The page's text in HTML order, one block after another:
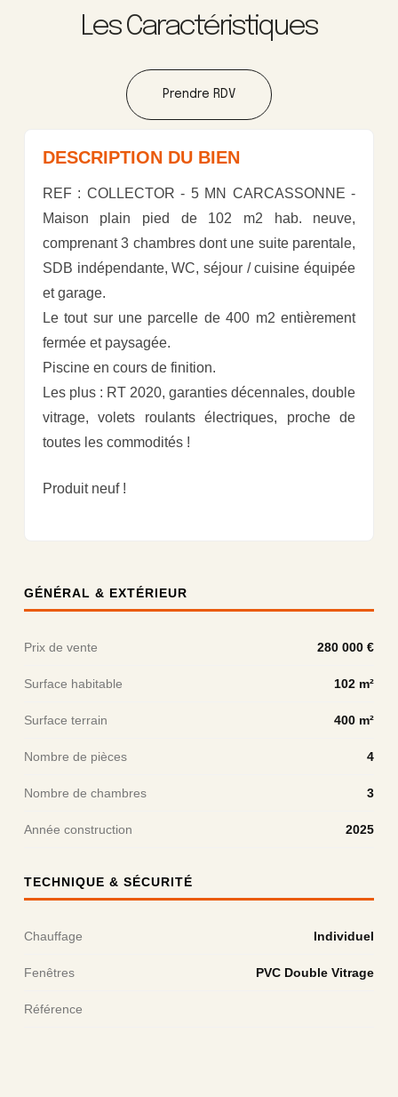
Les Caractéristiques
Prendre RDV
DESCRIPTION DU BIEN
REF : COLLECTOR - 5 MN CARCASSONNE -
Maison plain pied de 102 m2 hab. neuve,
comprenant 3 chambres dont une suite parentale,
SDB indépendante, WC, séjour / cuisine équipée
et garage.
Le tout sur une parcelle de 400 m2 entièrement
fermée et paysagée.
Piscine en cours de finition.
Les plus : RT 2020, garanties décennales, double
vitrage, volets roulants électriques, proche de
toutes les commodités !
Produit neuf !
GÉNÉRAL & EXTÉRIEUR
Prix de vente 280 000 €
Surface habitable 102 m²
Surface terrain 400 m²
Nombre de pièces 4
Nombre de chambres 3
Année construction 2025
TECHNIQUE & SÉCURITÉ
Chauffage Individuel
Fenêtres PVC Double Vitrage
Référence